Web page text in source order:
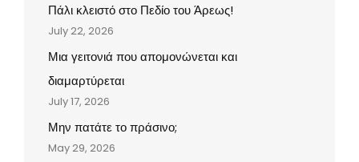
Πάλι κλειστό στο Πεδίο του Άρεως!
July 22, 2026
Μια γειτονιά που απομονώνεται και
διαμαρτύρεται
July 17, 2026
Μην πατάτε το πράσινο;
May 29, 2026